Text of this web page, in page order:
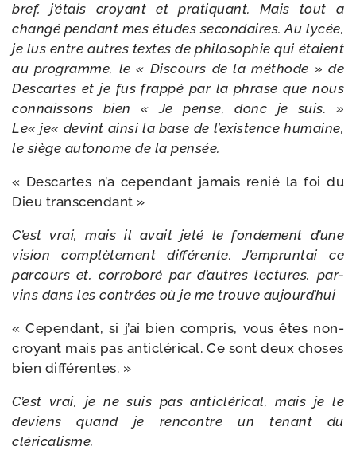
bref, j’é­tais croyant et pra­ti­quant. Mais tout a
chan­gé pen­dant mes études secon­daires. Au lycée,
je lus entre autres textes de phi­lo­so­phie qui étaient
au pro­gramme, le « Discours de la méthode » de
Descartes et je fus frap­pé par la phrase que nous
connais­sons bien « Je pense, donc je suis. »
Le« je« devint ain­si la base de l’exis­tence humaine,
le siège auto­nome de la pensée.
« Descartes n’a cepen­dant jamais renié la foi du
Dieu transcendant »
C’est vrai, mais il avait jeté le fon­de­ment d’une
vision com­plè­te­ment dif­fé­rente. J’empruntai ce
par­cours et, cor­ro­bo­ré par d’autres lec­tures, par­
vins dans les contrées où je me trouve aujourd’hui
« Cependant, si j’ai bien com­pris, vous êtes non-​
croyant mais pas anti­clé­ri­cal. Ce sont deux choses
bien différentes. »
C’est vrai, je ne suis pas anti­clé­ri­cal, mais je le
deviens quand je ren­contre un tenant du
cléricalisme.